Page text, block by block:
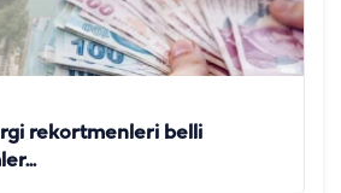
rekortmenleri belli